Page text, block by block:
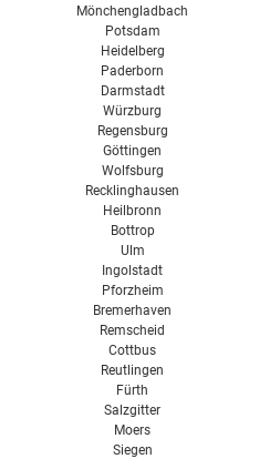
Mönchengladbach
Potsdam
Heidelberg
Paderborn
Darmstadt
Würzburg
Regensburg
Göttingen
Wolfsburg
Recklinghausen
Heilbronn
Bottrop
Ulm
Ingolstadt
Pforzheim
Bremerhaven
Remscheid
Cottbus
Reutlingen
Fürth
Salzgitter
Moers
Siegen